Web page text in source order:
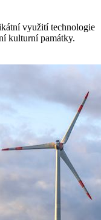
využití technologie
kulturní památky.